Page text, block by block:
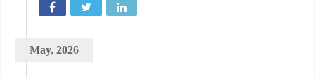
May, 2026